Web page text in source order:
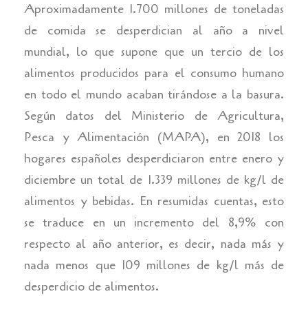
Aproximadamente 1.700 millones de toneladas
de comida se desperdician al año a nivel
mundial, lo que supone que un tercio de los
alimentos producidos para el consumo humano
en todo el mundo acaban tirándose a la basura.
Según datos del Ministerio de Agricultura,
Pesca y Alimentación (MAPA), en 2018 los
hogares españoles desperdiciaron entre enero y
diciembre un total de 1.339 millones de kg/l de
alimentos y bebidas. En resumidas cuentas, esto
se traduce en un incremento del 8,9% con
respecto al año anterior, es decir, nada más y
nada menos que 109 millones de kg/l más de
desperdicio de alimentos.